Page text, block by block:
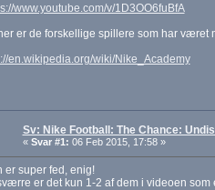
www.youtube.com/v/1D3OO6fuBfA
er de forskellige spillere som har været
en.wikipedia.org/wiki/Nike_Academy
Sv: Nike Football: The Chance:
« Svar #1: 06 Feb 2015, 17:58 »
er super fed, enig!
er det kun 1-2 af dem i videoen